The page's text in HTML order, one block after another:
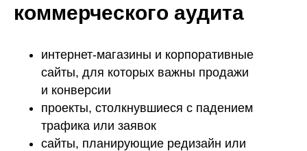
коммерческого аудита
интернет-магазины и корпоративные
сайты, для которых важны продажи
и конверсии
проекты, столкнувшиеся с падением
трафика или заявок
сайты, планирующие редизайн или